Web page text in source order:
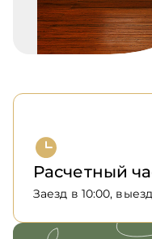
Расчетный
Заезд в 10:00,